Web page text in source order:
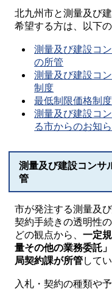
北九州市と測量及び
希望する方は、以下
測量及び建設コ
の所管
測量及び建設コ
制度
最低制限価格制
測量及び建設コ
る市からのお知
測量及び建設コンサ
管
市が発注する測量及
契約手続きの透明性
どの観点から、 一定
量その他の業務委託
局契約課が所管して
入札・契約の種類や